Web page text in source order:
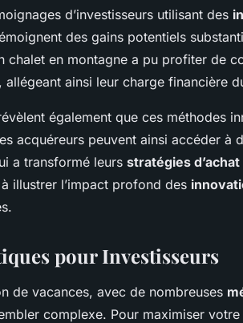
d’investisseurs utilisant des
des gains potentiels
chalet en montagne a pu profiter de
allégeant ainsi leur charge financière
également que ces méthodes
acquéreurs peuvent ainsi accéder à
a transformé leurs stratégies d’achat
illustrer l’impact profond des
pour Investisseurs
de vacances, avec de nombreuses
complexe. Pour maximiser votre